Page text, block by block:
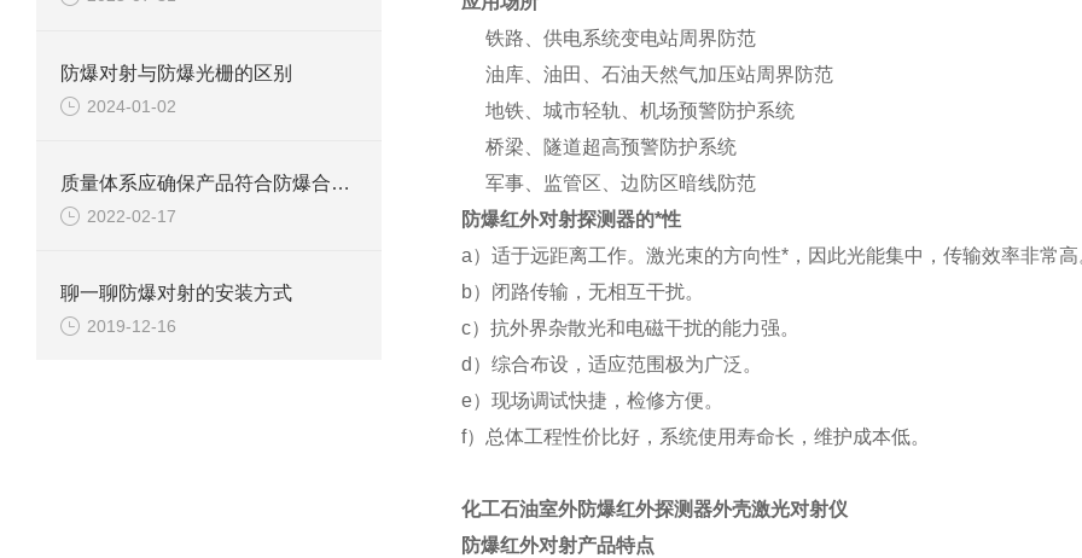
防爆对射与防爆光栅的区别
2024-01-02
质量体系应确保产品符合防爆合格证和技术文件规定的防爆型式。
2022-02-17
聊一聊防爆对射的安装方式
2019-12-16
铁路、供电系统变电站周界防范
油库、油田、石油天然气加压站周界防范
地铁、城市轻轨、机场预警防护系统
桥梁、隧道超高预警防护系统
军事、监管区、边防区暗线防范
防爆红外对射探测器的*性
a）适于远距离工作。激光束的方向性*，因此光能集中，传输效率非常高
b）闭路传输，无相互干扰。
c）抗外界杂散光和电磁干扰的能力强。
d）综合布设，适应范围极为广泛。
e）现场调试快捷，检修方便。
f）总体工程性价比好，系统使用寿命长，维护成本低。
化工石油室外防爆红外探测器外壳激光对射仪
防爆红外对射产品特点